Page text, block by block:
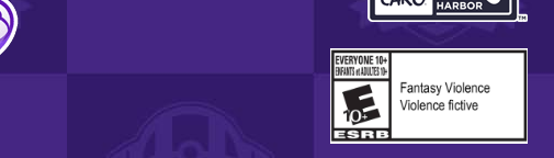
DANS
FENÊTRE
CONTEXTUELLE